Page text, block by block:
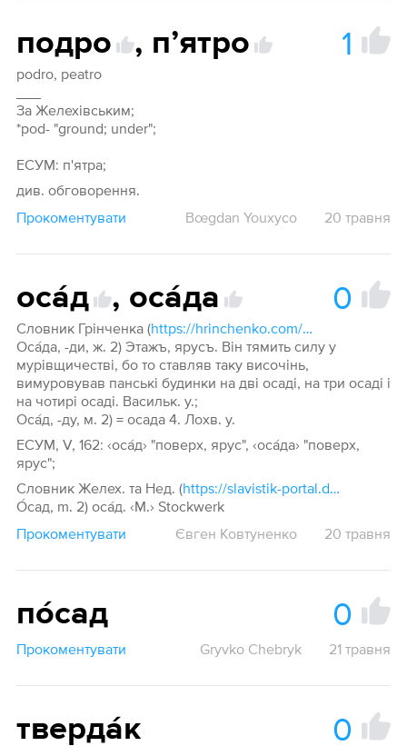
подро , пʼятро 1
podro, peatro
За Желехівським;
*pod- "ground; under";
ЕСУМ: п'ятра;
див. обговорення.
Прокоментувати
Bœgdan Youxyco 20 травня
оса́д , оса́да 0
Словник Грінченка (
https://hrinchenko.com/dictionary/word/35606-osada):
Оса́да, -ди, ж. 2) Этажъ, ярусъ. Він тямить силу у
мурівщичестві, бо то ставляв таку височінь,
вимуровував панські будинки на дві осаді, на три осаді і
на чотирі осаді. Васильк. у.;
Оса́д, -ду, м. 2) = осада 4. Лохв. у.
ЕСУМ, V, 162: ‹оса́д› "поверх, ярус", ‹оса́да› "поверх,
ярус";
Словник Желех. та Нед. (
https://slavistik-portal.de/dicthub/dict-zelech.html?m=all&q=Осад):
О́сад, m. 2) оса́д. ‹М.› Stockwerk
Прокоментувати
Євген Ковтуненко 20 травня
по́сад 0
Прокоментувати Gryvko Chebryk 21 травня
тверда́к 0